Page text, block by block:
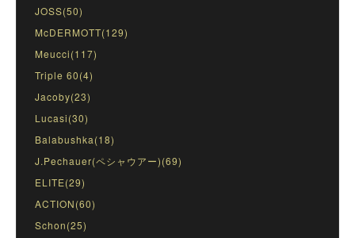
JOSS(50)
McDERMOTT(129)
Meucci(117)
Triple 60(4)
Jacoby(23)
Lucasi(30)
Balabushka(18)
J.Pechauer(ペシャウアー)(69)
ELITE(29)
ACTION(60)
Schon(25)